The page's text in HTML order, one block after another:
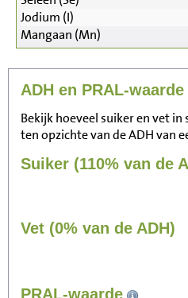
Jodium (I)
Mangaan (Mn)
ADH en PRAL-waarde
Bekijk hoeveel suiker en vet
ten opzichte van de ADH van
Suiker (110% van de
Vet (0% van de ADH)
PRAL-waarde